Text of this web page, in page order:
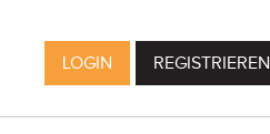
LOGIN REGISTRIEREN